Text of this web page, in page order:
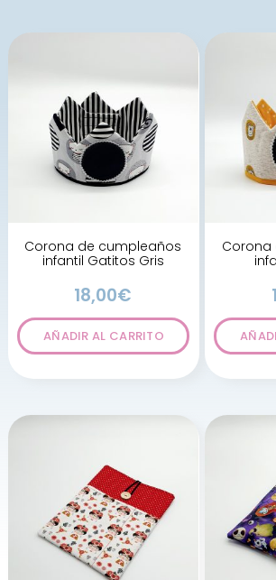
Corona de cumpleaños
infantil Gatitos Gris
18,00€
AÑADIR AL CARRITO
Corona